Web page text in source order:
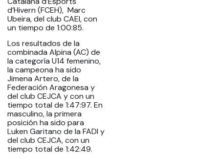
d’Hivern (FCEH), Marc
Ubeira, del club CAEI, con
un tiempo de 1:00:85.
Los resultados de la
combinada Alpina (AC) de
la categoría U14 femenino,
la campeona ha sido
Jimena Artero, de la
Federación Aragonesa y
del club CEJCA y con un
tiempo total de 1:47:97. En
masculino, la primera
posición ha sido para
Luken Garitano de la FADI y
del club CEJCA, con un
tiempo total de 1:42:49.